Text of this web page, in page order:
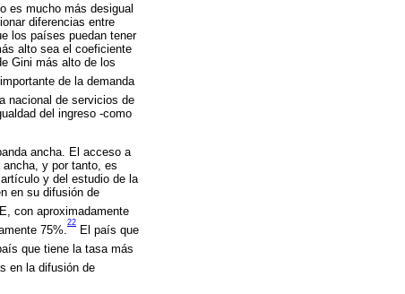
es mucho más desigual
diferencias entre
los países puedan tener
alto sea el coeficiente
Gini más alto de los
de la demanda
nacional de servicios de
del ingreso -como
ancha. El acceso a
y por tanto, es
y del estudio de la
en su difusión de
con aproximadamente
75%.
22
El país que
que tiene la tasa más
en la difusión de